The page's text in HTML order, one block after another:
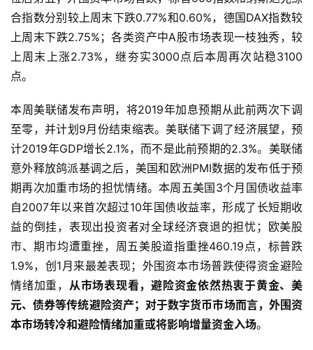
宏观视角：本周比特币收益率0.26%，在各类资产中收益率
位居第五；外围资本市场普跌，标普500指数和纳斯达克综
合指数分别较上周末下跌0.77%和0.60%，德国DAX指数较
上周末下跌2.75%；各类资产中A股市场表现一枝独秀，较
点。
本周美联储发布声明，将2019年加息预期从此前两次下调
至零，并计划9月份结束缩表。美联储下调了经济展望，预
计2019年GDP增长2.1%，而不是此前预期的2.3%。美联储
意外释放鸽派基调之后，美国和欧洲PMI数据的发布低于预
期再次加重市场的担忧情绪。本周五美国3个月国债收益率
自2007年以来首次超过10年国债收益率，形成了长短期收
益的倒挂，表现出投资者对全球经济衰退的担忧；欧美股
市、期市均遭重挫，周五美股道指重挫460.19点，标普跌
1.9%，创1月来最差表现；外围资本市场普跌使得资金避险
情绪加重，从市场表现看，避险资金依然热衷于黄金、美